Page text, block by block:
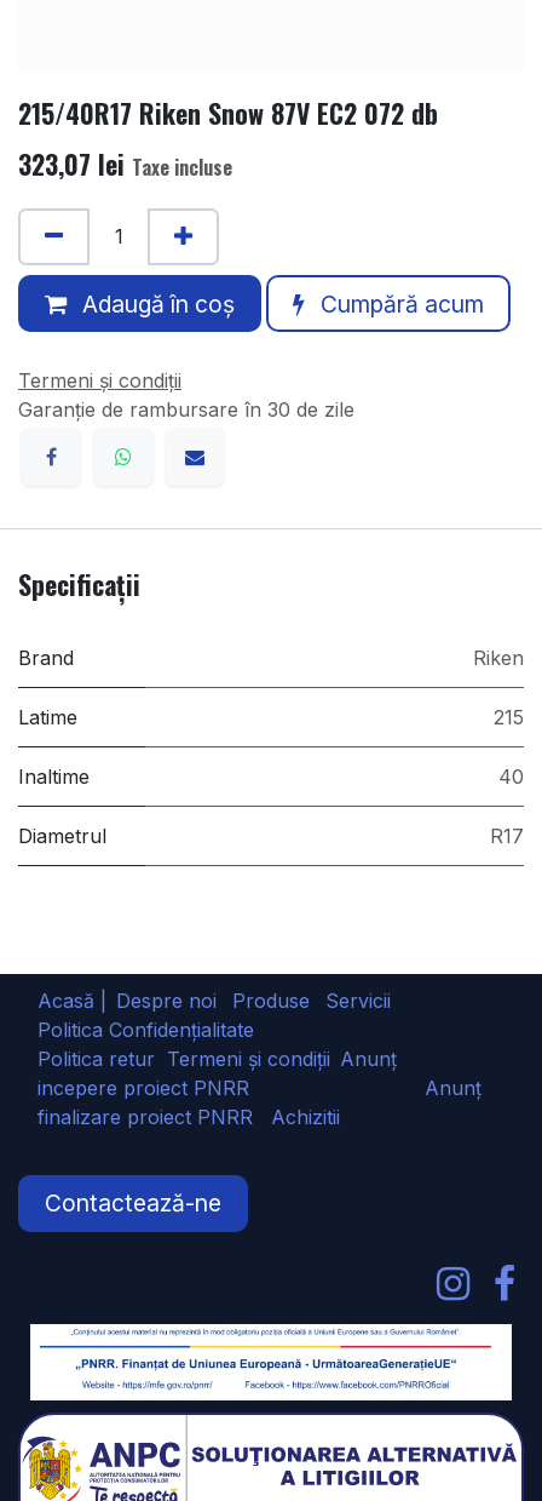
215/40R17 Riken Snow 87V EC2 072 db
323,07 lei Taxe incluse
Adaugă în coș Cumpără acum
Termeni și condiții
Garanție de rambursare în 30 de zile
Specificații
Brand Riken
Latime 215
Inaltime 40
Diametrul R17
Acasă | Despre noi Produse
Servicii
Politica Confidențialitate
Politica retur Termeni și condiții Anunț
incepere proiect PNRR
Anunț
finalizare proiect PNRR Achizitii
Contactează-ne